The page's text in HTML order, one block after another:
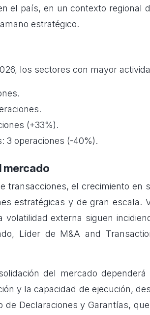
el país, en un contexto regional
estratégico.
los sectores con mayor
(+33%).
3 operaciones (-40%).
mercado
transacciones, el crecimiento en
estratégicas y de gran escala.
externa siguen
Líder de M&A and
del mercado dependerá
y la capacidad de ejecución,
Declaraciones y Garantías,